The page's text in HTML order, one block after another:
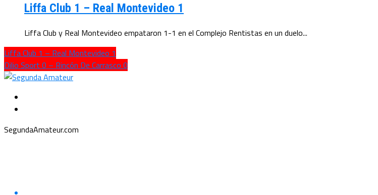
Liffa Club 1 – Real Montevideo 1
Liffa Club y Real Montevideo empataron 1-1 en el Complejo Rentistas en un duelo...
Liffa Club 1 – Real Montevideo 1
Dilio Sport 0 – Rincón De Carrasco 0
SegundaAmateur.com